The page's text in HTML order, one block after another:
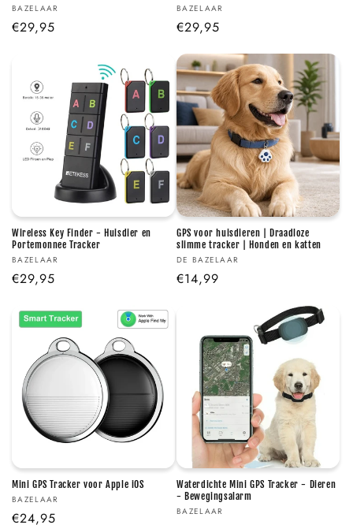
Verkoper:
BAZELAAR
Normale
€29,95
Verkoper:
BAZELAAR
Normale
€29,95
Wireless Key Finder - Huisdier en
Portemonnee Tracker
Verkoper:
BAZELAAR
Normale
€29,95
GPS voor huisdieren | Draadloze
slimme tracker | Honden en katten
Verkoper:
DE BAZELAAR
Normale
€14,99
Mini GPS Tracker voor Apple iOS
Verkoper:
BAZELAAR
Normale
€24,95
Waterdichte Mini GPS Tracker - Dieren
- Bewegingsalarm
Verkoper:
BAZELAAR